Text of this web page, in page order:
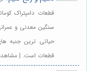
قطعات دامپتراک
سنگین معدنی و
حیاتی ترین جنبه
قطعات است. |